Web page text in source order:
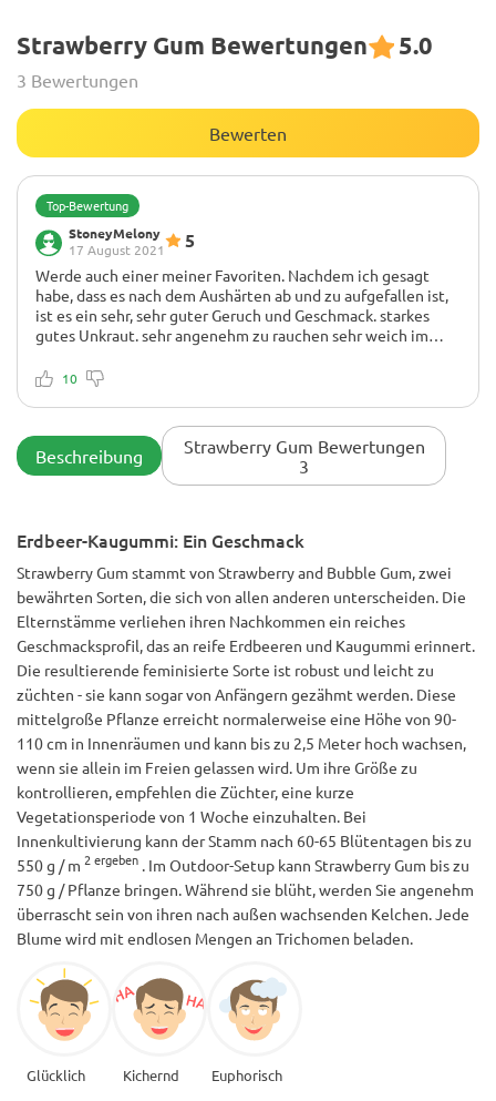
Strawberry Gum Bewertungen 5.0
3 Bewertungen
Bewerten
Top-Bewertung
StoneyMelony
17 August 2021
5
Werde auch einer meiner Favoriten. Nachdem ich gesagt
habe, dass es nach dem Aushärten ab und zu aufgefallen ist,
ist es ein sehr, sehr guter Geruch und Geschmack. starkes
gutes Unkraut. sehr angenehm zu rauchen sehr weich im
Dies war das erste Mal, dass ich einen fortgeschrittenen
und ich kann dieses empfehlen. Es war auch sehr schnell, es
sah sehr umwerfend aus und es war eine große Pflanze von
110 cm mit vielen Knospen und sehr schönem Rauch,
10
Beschreibung
Strawberry Gum Bewertungen
3
Erdbeer-Kaugummi: Ein Geschmack
Strawberry Gum stammt von Strawberry and Bubble Gum, zwei
bewährten Sorten, die sich von allen anderen unterscheiden. Die
Elternstämme verliehen ihren Nachkommen ein reiches
Geschmacksprofil, das an reife Erdbeeren und Kaugummi erinnert.
Die resultierende feminisierte Sorte ist robust und leicht zu
züchten - sie kann sogar von Anfängern gezähmt werden. Diese
mittelgroße Pflanze erreicht normalerweise eine Höhe von 90-
110 cm in Innenräumen und kann bis zu 2,5 Meter hoch wachsen,
wenn sie allein im Freien gelassen wird. Um ihre Größe zu
kontrollieren, empfehlen die Züchter, eine kurze
Vegetationsperiode von 1 Woche einzuhalten. Bei
Innenkultivierung kann der Stamm nach 60-65 Blütentagen bis zu
550 g / m 2 ergeben . Im Outdoor-Setup kann Strawberry Gum bis zu
750 g / Pflanze bringen. Während sie blüht, werden Sie angenehm
überrascht sein von ihren nach außen wachsenden Kelchen. Jede
Blume wird mit endlosen Mengen an Trichomen beladen.
Glücklich Kichernd Euphorisch